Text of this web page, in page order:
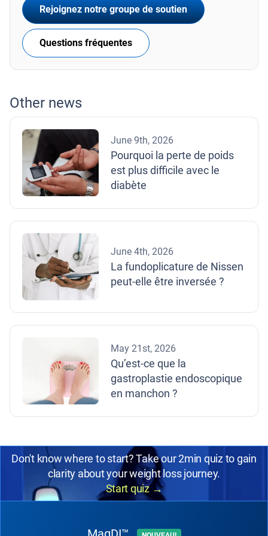
Rejoignez notre groupe de soutien
Questions fréquentes
Other news
June 9th, 2026
Pourquoi la perte de poids
est plus difficile avec le
diabète
June 4th, 2026
La fundoplicature de Nissen
peut-elle être inversée ?
May 21st, 2026
Qu’est-ce que la
gastroplastie endoscopique
en manchon ?
Don't know where to start? Take our 2min quiz to gain
clarity about your weight loss journey.
Start quiz →